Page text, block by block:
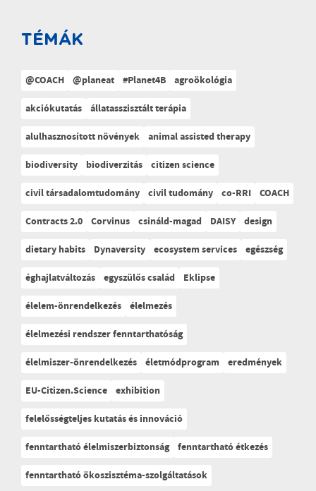
TÉMÁK
@COACH @planeat #Planet4B agroökológia
akciókutatás állatasszisztált terápia
alulhasznosított növények animal assisted therapy
biodiversity
biodiverzitás citizen science
civil társadalomtudomány civil tudomány co-RRI COACH
Contracts 2.0 Corvinus csináld-magad DAISY design
dietary habits
Dynaversity ecosystem services egészség
éghajlatváltozás egyszülős család
Eklipse
élelem-önrendelkezés élelmezés
élelmezési rendszer fenntarthatóság
élelmiszer-önrendelkezés életmódprogram eredmények
EU-Citizen.Science exhibition
felelősségteljes kutatás és innováció
fenntartható élelmiszerbiztonság fenntartható étkezés
fenntartható ökoszisztéma-szolgáltatások